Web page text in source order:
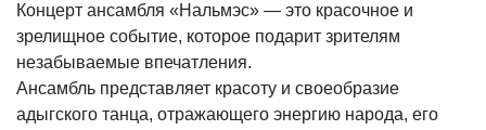
Концерт ансамбля «Нальмэс» — это красочное и
зрелищное событие, которое подарит зрителям
незабываемые впечатления.
Ансамбль представляет красоту и своеобразие
адыгского танца, отражающего энергию народа, его